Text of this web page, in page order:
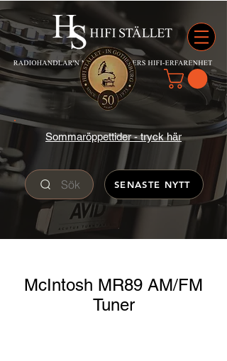
Sommaröppettider - tryck här
Sök SENASTE NYTT
McIntosh MR89 AM/FM
Tuner